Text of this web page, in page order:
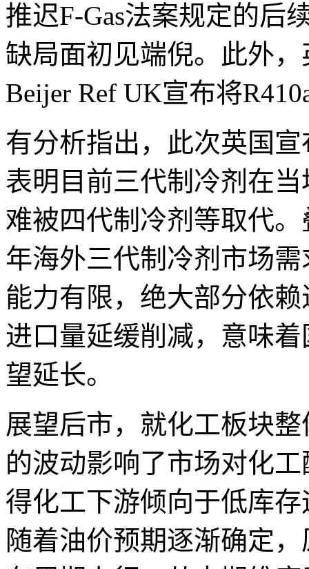
推迟F-Gas法案规定的后
缺局面初见端倪。此外
Beijer Ref UK宣布将
有分析指出，此次英国
表明目前三代制冷剂在
难被四代制冷剂等取代
年海外三代制冷剂市场
能力有限，绝大部分依
进口量延缓削减，意味
望延长。
展望后市，就化工板块
的波动影响了市场对化
得化工下游倾向于低库
随着油价预期逐渐确定